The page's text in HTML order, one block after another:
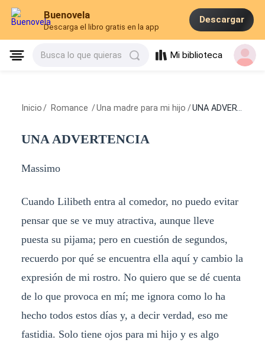
Buenovela
Descarga el libro gratis en la app
Descargar
Busca lo que quieras Mi biblioteca
Inicio / Romance /Una madre para mi hijo /UNA ADVERTENCIA
UNA ADVERTENCIA
Massimo
Cuando Lilibeth entra al comedor, no puedo evitar
pensar que se ve muy atractiva, aunque lleve
puesta su pijama; pero en cuestión de segundos,
recuerdo por qué se encuentra ella aquí y cambio la
expresión de mi rostro. No quiero que se dé cuenta
de lo que provoca en mí; me ignora como lo ha
hecho todos estos días y, a decir verdad, eso me
fastidia. Solo tiene ojos para mi hijo y es algo